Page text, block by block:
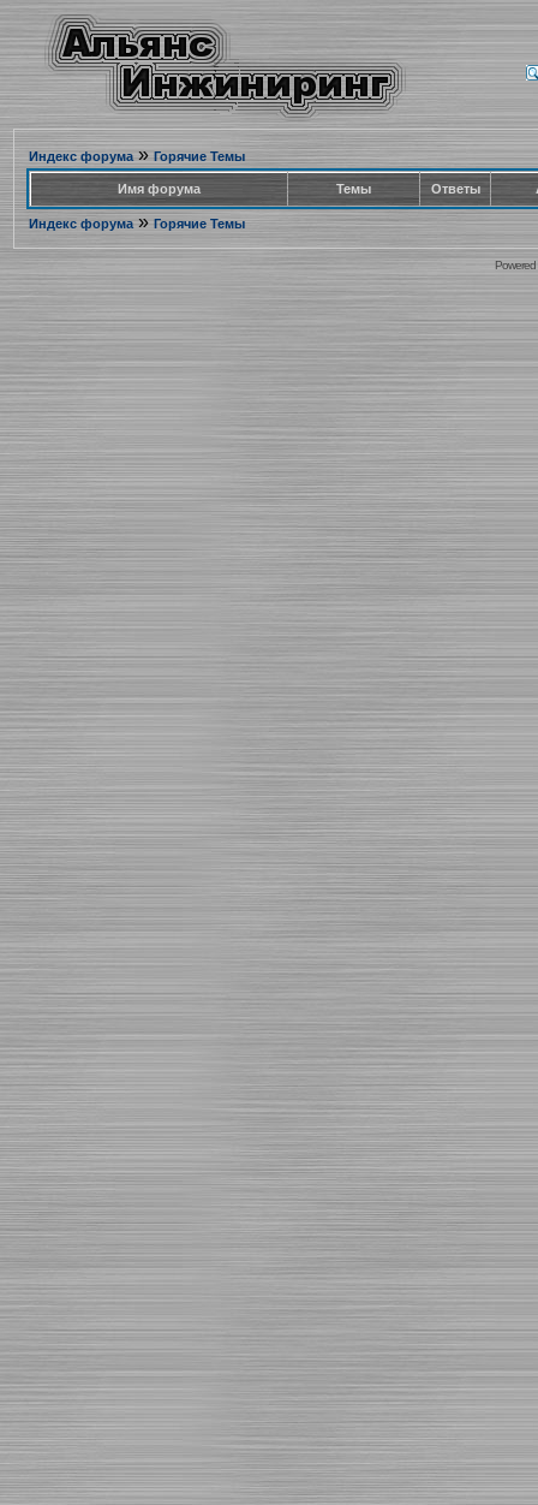
Индекс форума» Горячие Темы
Имя форума Темы Ответы
Индекс форума» Горячие Темы